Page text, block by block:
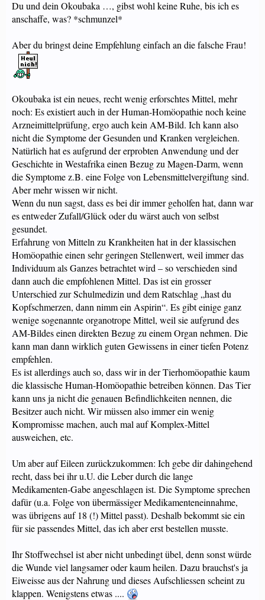
Du und dein Okoubaka …, gibst wohl keine Ruhe, bis ich es
anschaffe, was? *schmunzel*
Aber du bringst deine Empfehlung einfach an die falsche Frau!
Okoubaka ist ein neues, recht wenig erforschtes Mittel, mehr
noch: Es existiert auch in der Human-Homöopathie noch keine
Arzneimittelprüfung, ergo auch kein AM-Bild. Ich kann also
nicht die Symptome der Gesunden und Kranken vergleichen.
Natürlich hat es aufgrund der erprobten Anwendung und der
Geschichte in Westafrika einen Bezug zu Magen-Darm, wenn
die Symptome z.B. eine Folge von Lebensmittelvergiftung sind.
Aber mehr wissen wir nicht.
Wenn du nun sagst, dass es bei dir immer geholfen hat, dann war
es entweder Zufall/Glück oder du wärst auch von selbst
gesundet.
Erfahrung von Mitteln zu Krankheiten hat in der klassischen
Homöopathie einen sehr geringen Stellenwert, weil immer das
Individuum als Ganzes betrachtet wird – so verschieden sind
dann auch die empfohlenen Mittel. Das ist ein grosser
Unterschied zur Schulmedizin und dem Ratschlag „hast du
Kopfschmerzen, dann nimm ein Aspirin“. Es gibt einige ganz
wenige sogenannte organotrope Mittel, weil sie aufgrund des
AM-Bildes einen direkten Bezug zu einem Organ nehmen. Die
kann man dann wirklich guten Gewissens in einer tiefen Potenz
empfehlen.
Es ist allerdings auch so, dass wir in der Tierhomöopathie kaum
die klassische Human-Homöopathie betreiben können. Das Tier
kann uns ja nicht die genauen Befindlichkeiten nennen, die
Besitzer auch nicht. Wir müssen also immer ein wenig
Kompromisse machen, auch mal auf Komplex-Mittel
ausweichen, etc.
Um aber auf Eileen zurückzukommen: Ich gebe dir dahingehend
recht, dass bei ihr u.U. die Leber durch die lange
Medikamenten-Gabe angeschlagen ist. Die Symptome sprechen
dafür (u.a. Folge von übermässiger Medikamenteneinnahme,
was übrigens auf 18 (!) Mittel passt). Deshalb bekommt sie ein
für sie passendes Mittel, das ich aber erst bestellen musste.
Ihr Stoffwechsel ist aber nicht unbedingt übel, denn sonst würde
die Wunde viel langsamer oder kaum heilen. Dazu brauchst's ja
Eiweisse aus der Nahrung und dieses Aufschliessen scheint zu
klappen. Wenigstens etwas ....